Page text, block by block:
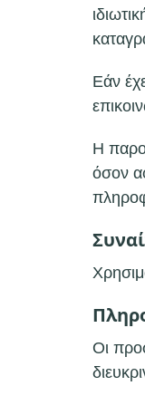
Εάν
Η
όσον
Οι